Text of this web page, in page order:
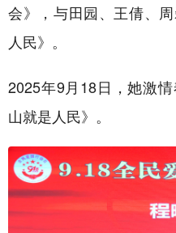
会》，与田园、王倩、
人民》。
2025年9月18日，她激
山就是人民》。